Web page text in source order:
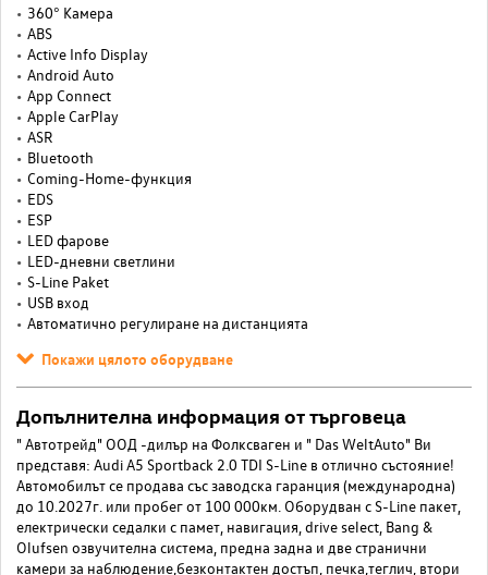
360° Камера
ABS
Active Info Display
Android Auto
App Connect
Apple CarPlay
ASR
Bluetooth
Coming-Home-функция
EDS
ESP
LED фарове
LED-дневни светлини
S-Line Paket
USB вход
Автоматично регулиране на дистанцията
Покажи цялото оборудване
Допълнителна информация от търговеца
" Автотрейд" ООД -дилър на Фолксваген и " Das WeltAuto" Ви
представя: Audi A5 Sportback 2.0 TDI S-Line в отлично състояние!
Автомобилът се продава със заводска гаранция (международна)
до 10.2027г. или пробег от 100 000км. Оборудван с S-Line пакет,
електрически седалки с памет, навигация, drive select, Bang &
Olufsen озвучителна система, предна задна и две странични
камери за наблюдение,безконтактен достъп, печка,теглич, втори